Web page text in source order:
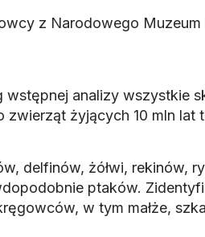
z Narodowego
wstępnej analizy wszystkie
zwierząt żyjących 10 mln lat
delfinów, żółwi, rekinów,
ptaków.
w tym małże,